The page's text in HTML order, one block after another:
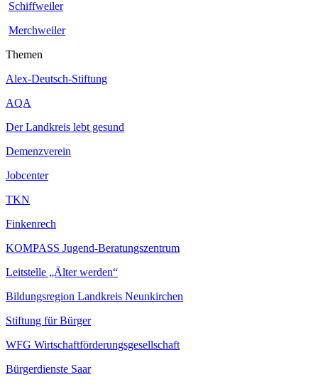
Schiffweiler
Merchweiler
Themen
Alex-Deutsch-Stiftung
AQA
Der Landkreis lebt gesund
Demenzverein
Jobcenter
TKN
Finkenrech
KOMPASS Jugend-Beratungszentrum
Leitstelle „Älter werden“
Bildungsregion Landkreis Neunkirchen
Stiftung für Bürger
WFG Wirtschaftförderungsgesellschaft
Bürgerdienste Saar